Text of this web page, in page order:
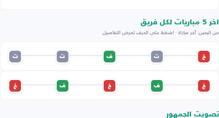
اخر 5 مباريات لكل فريق
من اليمين: آخر مباراة · اضغط على الحرف لعرض التفاصيل
خ ت ف ت ت
خ ف خ ف خ
تصويت الجمهور